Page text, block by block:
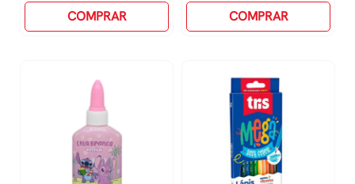
Adesivos
Decorados
Professores
COMPRAR
-
quantidade
COMPRAR